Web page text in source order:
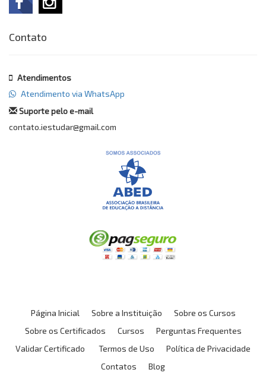
Contato
Atendimentos
Atendimento via WhatsApp
Suporte pelo e-mail
contato.iestudar@gmail.com
Página Inicial Sobre a Instituição
Sobre os Cursos
Sobre os Certificados
Cursos
Perguntas Frequentes
Validar Certificado
Termos de Uso
Política de Privacidade
Contatos
Blog